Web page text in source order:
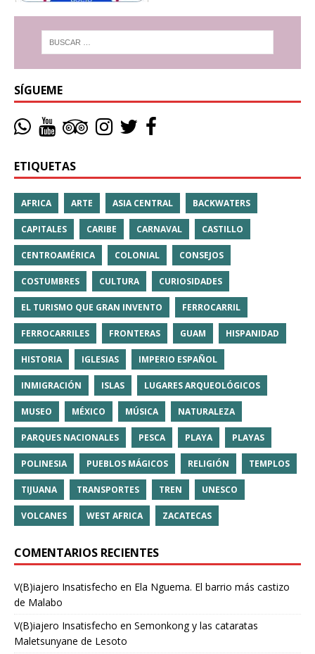
SÍGUEME
ETIQUETAS
AFRICA ARTE ASIA CENTRAL BACKWATERS
CAPITALES CARIBE CARNAVAL CASTILLO
CENTROAMÉRICA COLONIAL CONSEJOS
COSTUMBRES CULTURA CURIOSIDADES
EL TURISMO QUE GRAN INVENTO FERROCARRIL
FERROCARRILES FRONTERAS GUAM HISPANIDAD
HISTORIA IGLESIAS IMPERIO ESPAÑOL
INMIGRACIÓN ISLAS LUGARES ARQUEOLÓGICOS
MUSEO MÉXICO MÚSICA NATURALEZA
PARQUES NACIONALES PESCA PLAYA PLAYAS
POLINESIA PUEBLOS MÁGICOS RELIGIÓN TEMPLOS
TIJUANA TRANSPORTES TREN UNESCO
VOLCANES WEST AFRICA ZACATECAS
COMENTARIOS RECIENTES
V(B)iajero Insatisfecho en Ela Nguema. El barrio más castizo
de Malabo
V(B)iajero Insatisfecho en Semonkong y las cataratas
Maletsunyane de Lesoto